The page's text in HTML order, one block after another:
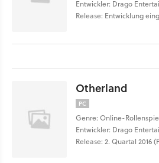
Entwickler: Drago
Release: Entwicklung
Otherland
PC
Genre: Online-
Entwickler: Drago
Release: 2. Quartal 2016